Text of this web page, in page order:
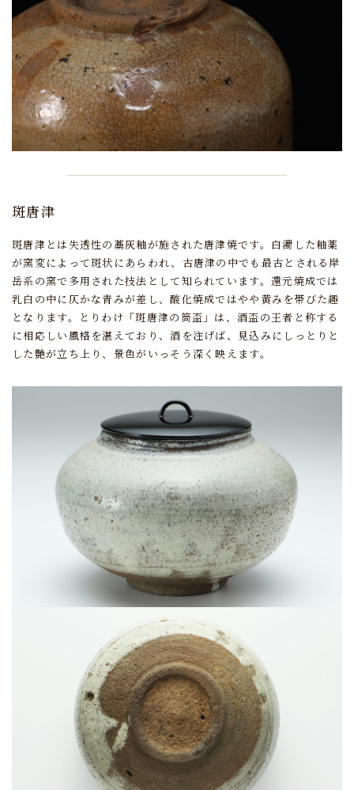
斑唐津
斑唐津とは失透性の藁灰釉が施された唐津焼です。
白濁した釉薬
が窯変によって斑状にあらわれ、 古唐津の中でも最古とされる岸
岳系の窯で多用された技法として知られています。 還元焼成では
乳白の中に仄かな青みが差し、酸化焼成ではやや黄みを帯びた趣
となります。
とりわけ「斑唐津の筒盃」は、酒盃の王者と称する
に相応しい風格を湛えており、酒を注げば、見込みにしっとりと
した艶が立ち上り、景色がいっそう深く映えます。